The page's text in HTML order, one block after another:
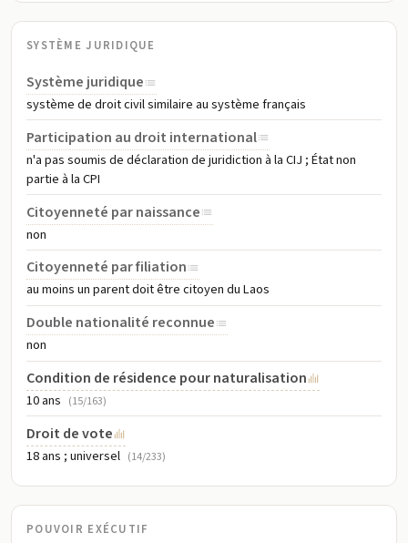
SYSTÈME JURIDIQUE
Système juridique
système de droit civil similaire au système français
Participation au droit international
n'a pas soumis de déclaration de juridiction à la CIJ ; État non
partie à la CPI
Citoyenneté par naissance
non
Citoyenneté par filiation
au moins un parent doit être citoyen du Laos
Double nationalité reconnue
non
Condition de résidence pour naturalisation
10 ans (15/163)
Droit de vote
18 ans ; universel (14/233)
POUVOIR EXÉCUTIF